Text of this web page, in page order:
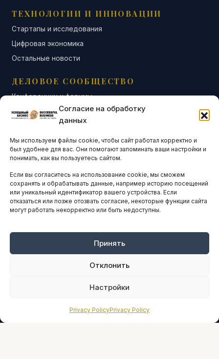
Согласие на обработку
данных
Мы используем файлы cookie, чтобы сайт работал корректно и
был удобнее для вас. Они помогают запоминать ваши настройки и
понимать, как вы пользуетесь сайтом.
Если вы согласитесь на использование cookie, мы сможем
сохранять и обрабатывать данные, например историю посещений
или уникальный идентификатор вашего устройства. Если
отказаться или позже отозвать согласие, некоторые функции сайта
могут работать некорректно или быть недоступны.
Принять
Отклонить
Настройки
Privacy PolicyPrivacy Policy
ТЕХНОЛОГИИ И ИННОВАЦИИ
Стартапы и исследования
Цифровая экономика
Остальные новости
ДЕЛОВОЕ СООБЩЕСТВО
Конференции и форумы
Бизнес-клубы и ассоциации
Остальные новости
АНАЛИТИКА И СТАТИСТИКА
ARTICLES IN ENGLISH
НАВИГАЦИЯ
Оплата онлайн